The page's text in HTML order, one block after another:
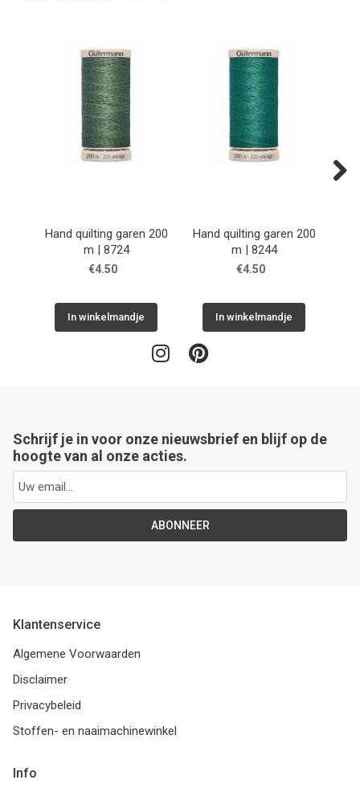
Hand quilting garen 200
m | 8724
€4.50
In winkelmandje
Hand quilting garen 200
m | 8244
€4.50
In winkelmandje
Schrijf je in voor onze nieuwsbrief en blijf op de
hoogte van al onze acties.
ABONNEER
Klantenservice
Algemene Voorwaarden
Disclaimer
Privacybeleid
Stoffen- en naaimachinewinkel
Info